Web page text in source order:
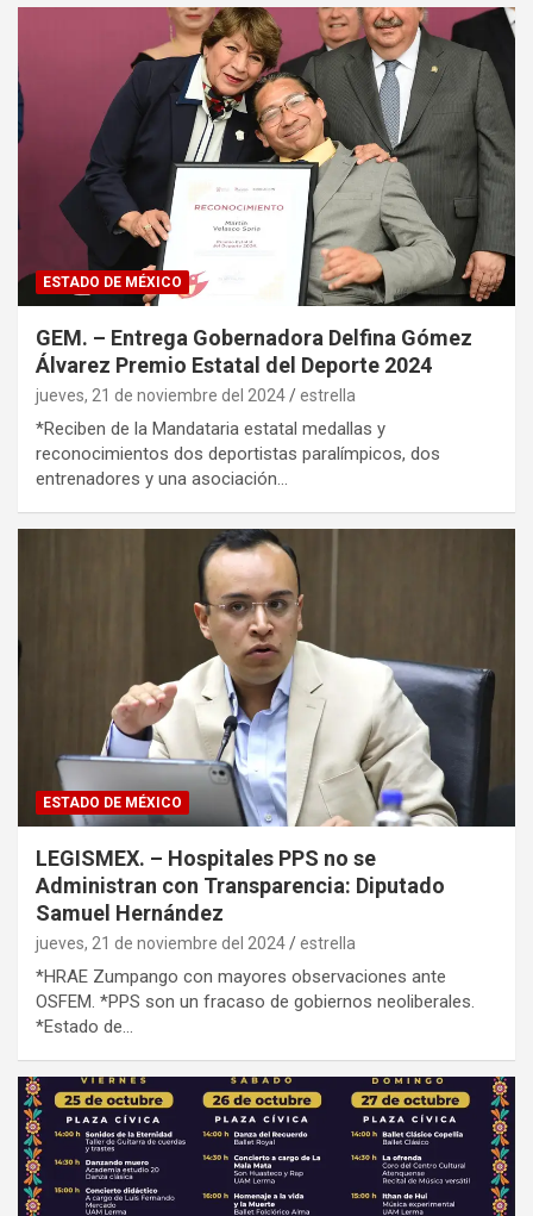
ESTADO DE MÉXICO
GEM. – Entrega Gobernadora Delfina Gómez
Álvarez Premio Estatal del Deporte 2024
jueves, 21 de noviembre del 2024 estrella
*Reciben de la Mandataria estatal medallas y
reconocimientos dos deportistas paralímpicos, dos
entrenadores y una asociación…
ESTADO DE MÉXICO
LEGISMEX. – Hospitales PPS no se
Administran con Transparencia: Diputado
Samuel Hernández
jueves, 21 de noviembre del 2024 estrella
*HRAE Zumpango con mayores observaciones ante
OSFEM. *PPS son un fracaso de gobiernos neoliberales.
*Estado de…